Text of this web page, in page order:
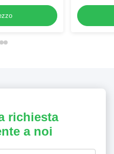
richiesta
a noi